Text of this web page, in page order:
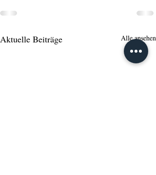
Aktuelle Beiträge Alle ansehen